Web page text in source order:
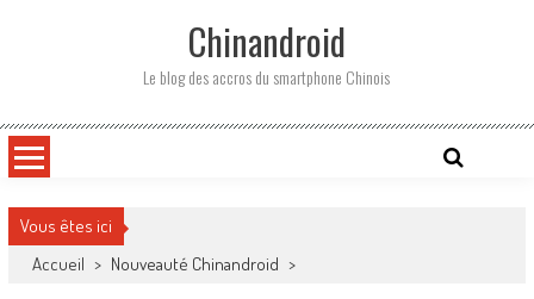
Chinandroid
Le blog des accros du smartphone Chinois
Vous êtes ici
Accueil > Nouveauté Chinandroid >